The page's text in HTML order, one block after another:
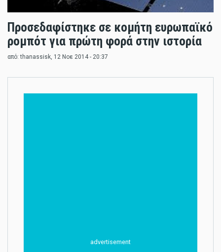
Προσεδαφίστηκε σε κομήτη ευρωπαϊκό
ρομπότ για πρώτη φορά στην ιστορία
από:thanassisk, 12 Νοε 2014 - 20:37
advertisement